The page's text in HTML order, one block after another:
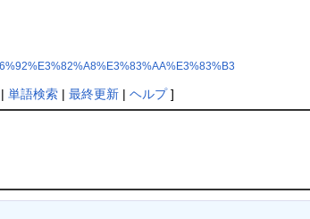
単語検索| 最終更新| ヘルプ]